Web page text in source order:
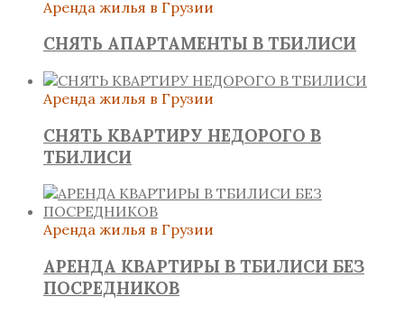
Аренда жилья в Грузии
СНЯТЬ АПАРТАМЕНТЫ В ТБИЛИСИ
Аренда жилья в Грузии
СНЯТЬ КВАРТИРУ НЕДОРОГО В
ТБИЛИСИ
Аренда жилья в Грузии
АРЕНДА КВАРТИРЫ В ТБИЛИСИ БЕЗ
ПОСРЕДНИКОВ